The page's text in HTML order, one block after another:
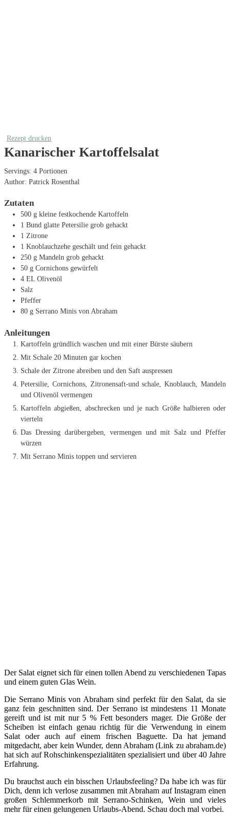
Rezept drucken
Kanarischer Kartoffelsalat
Servings: 4 Portionen
Author: Patrick Rosenthal
Zutaten
500 g kleine festkochende Kartoffeln
1 Bund glatte Petersilie grob gehackt
1 Zitrone
1 Knoblauchzehe geschält und fein gehackt
250 g Mandeln grob gehackt
50 g Cornichons gewürfelt
4 EL Olivenöl
Salz
Pfeffer
80 g Serrano Minis von Abraham
Anleitungen
Kartoffeln gründlich waschen und mit einer Bürste säubern
Mit Schale 20 Minuten gar kochen
Schale der Zitrone abreiben und den Saft auspressen
Petersilie, Cornichons, Zitronensaft-und schale, Knoblauch, Mandeln
und Olivenöl vermengen
Kartoffeln abgießen, abschrecken und je nach Größe halbieren oder
vierteln
Das Dressing darübergeben, vermengen und mit Salz und Pfeffer
würzen
Mit Serrano Minis toppen und servieren
Der Salat eignet sich für einen tollen Abend zu verschiedenen Tapas
und einem guten Glas Wein.
Die Serrano Minis von Abraham sind perfekt für den Salat, da sie
ganz fein geschnitten sind. Der Serrano ist mindestens 11 Monate
gereift und ist mit nur 5 % Fett besonders mager. Die Größe der
Scheiben ist einfach genau richtig für die Verwendung in einem
Salat oder auch auf einem frischen Baguette. Da hat jemand
mitgedacht, aber kein Wunder, denn Abraham (Link zu abraham.de)
hat sich auf Rohschinkenspezialitäten spezialisiert und über 40 Jahre
Erfahrung.
Du brauchst auch ein bisschen Urlaubsfeeling? Da habe ich was für
Dich, denn ich verlose zusammen mit Abraham auf Instagram einen
großen Schlemmerkorb mit Serrano-Schinken, Wein und vieles
mehr für einen gelungenen Urlaubs-Abend. Schau doch mal vorbei.